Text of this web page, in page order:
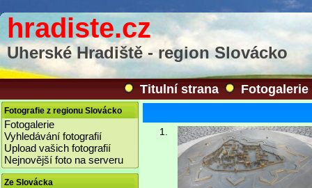
hradiste.cz
Uherské Hradiště - region Slovácko
Titulní strana Fotogalerie
Fotografie z regionu Slovácko
Fotogalerie
Vyhledávání fotografií
Upload vašich fotografií
Nejnovější foto na serveru
Ze Slovácka
1.